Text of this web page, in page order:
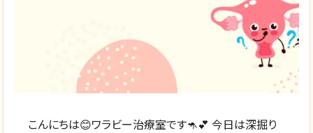
こんにちは😊ワラビー治療室です🦘💕 今日は深掘り